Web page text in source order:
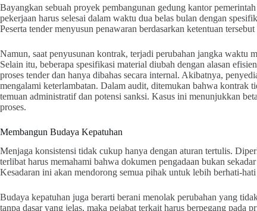
Bayangkan sebuah proyek pembangunan gedung kantor
pekerjaan harus selesai dalam waktu dua belas bulan dengan
Peserta tender menyusun penawaran berdasarkan ketentuan
Namun, saat penyusunan kontrak, terjadi perubahan jangka waktu
Selain itu, beberapa spesifikasi material diubah dengan alasan
proses tender dan hanya dibahas secara internal. Akibatnya,
mengalami keterlambatan. Dalam audit, ditemukan bahwa kontrak
temuan administratif dan potensi sanksi. Kasus ini menunjukkan
proses.
Membangun Budaya Kepatuhan
Menjaga konsistensi tidak cukup hanya dengan aturan tertulis.
terlibat harus memahami bahwa dokumen pengadaan bukan
Kesadaran ini akan mendorong semua pihak untuk lebih berhati-
Budaya kepatuhan juga berarti berani menolak perubahan yang
tanpa dasar yang jelas, maka pejabat terkait harus berpegang pada